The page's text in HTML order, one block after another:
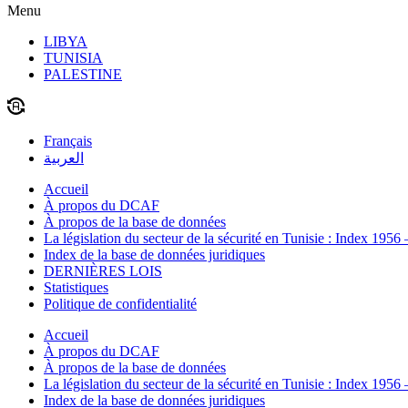
Menu
LIBYA
TUNISIA
PALESTINE
Français
العربية
Accueil
À propos du DCAF
À propos de la base de données
La législation du secteur de la sécurité en Tunisie : Index 1956
Index de la base de données juridiques
DERNIÈRES LOIS
Statistiques
Politique de confidentialité
Accueil
À propos du DCAF
À propos de la base de données
La législation du secteur de la sécurité en Tunisie : Index 1956
Index de la base de données juridiques